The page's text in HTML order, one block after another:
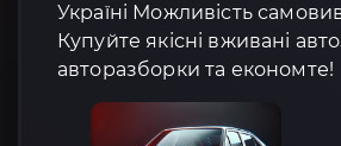
Україні Можливість
Купуйте якісні вживані
авторазборки та економте!